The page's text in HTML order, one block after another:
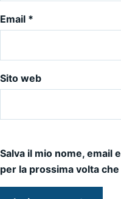
Email *
Sito web
Salva il mio nome, email
per la prossima volta